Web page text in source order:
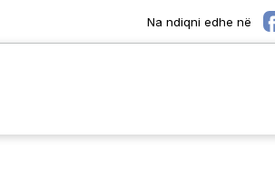
Na ndiqni edhe në